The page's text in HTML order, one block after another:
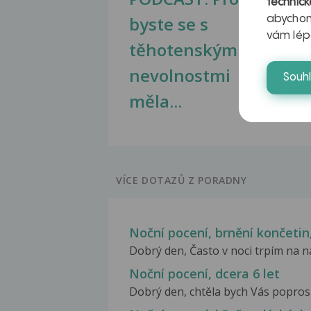
byste se s
těhotenskými
nevolnostmi
měla...
VÍCE DOTAZŮ Z PORADNY
Noční pocení, brnění
Dobrý den, Často v noci trpím na
Noční pocení, dcera 6 let
Dobrý den, chtěla bych Vás
vám